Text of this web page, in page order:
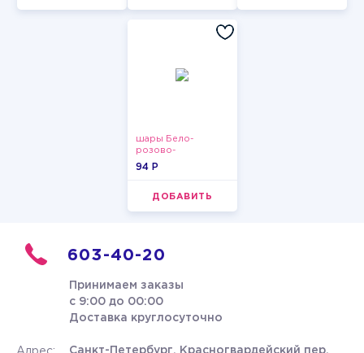
шары Бело-
розово-
фиолетово-
94 P
ДОБАВИТЬ
603-40-20
Принимаем заказы
с 9:00 до 00:00
Доставка круглосуточно
Санкт-Петербург, Красногвардейский пер.